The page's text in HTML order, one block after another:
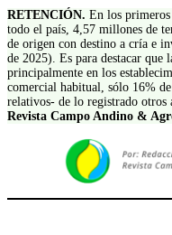
Compartir
RETENCIÓN. En los primeros
todo el país, 4,57 millones de
de origen con destino a cría e
de 2025). Es para destacar que
principalmente en los
comercial habitual, sólo 16%
relativos- de lo registrado
Revista Campo Andino &